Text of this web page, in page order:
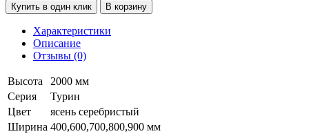
Купить в один клик В корзину
Характеристики
Описание
Отзывы (0)
Высота
2000 мм
Серия
Турин
Цвет
ясень серебристый
Ширина 400,600,700,800,900 мм